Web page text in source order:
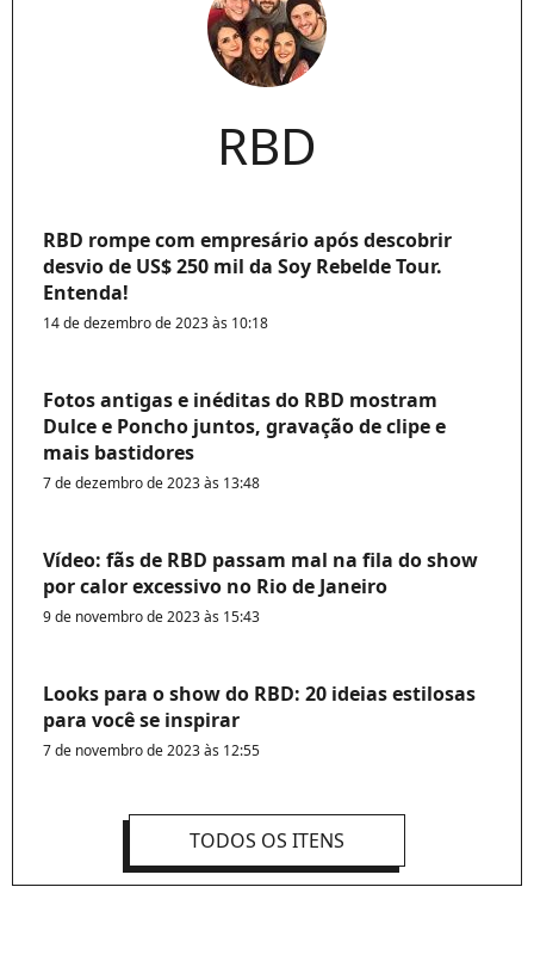
RBD
RBD rompe com empresário após descobrir
desvio de US$ 250 mil da Soy Rebelde Tour.
Entenda!
14 de dezembro de 2023 às 10:18
Fotos antigas e inéditas do RBD mostram
Dulce e Poncho juntos, gravação de clipe e
mais bastidores
7 de dezembro de 2023 às 13:48
Vídeo: fãs de RBD passam mal na fila do show
por calor excessivo no Rio de Janeiro
9 de novembro de 2023 às 15:43
Looks para o show do RBD: 20 ideias estilosas
para você se inspirar
7 de novembro de 2023 às 12:55
TODOS OS ITENS